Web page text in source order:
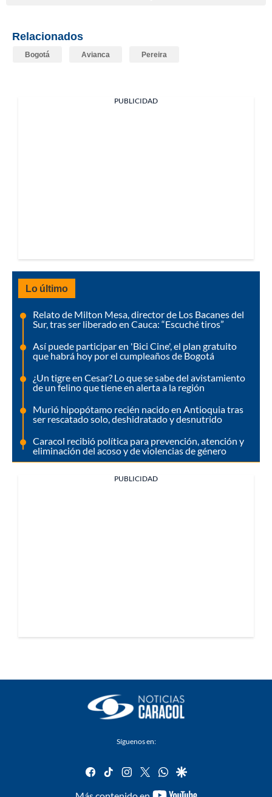
Relacionados
Bogotá Avianca Pereira
PUBLICIDAD
Lo último
Relato de Milton Mesa, director de Los Bacanes del
Sur, tras ser liberado en Cauca: “Escuché tiros”
Así puede participar en 'Bici Cine', el plan gratuito
que habrá hoy por el cumpleaños de Bogotá
¿Un tigre en Cesar? Lo que se sabe del avistamiento
de un felino que tiene en alerta a la región
Murió hipopótamo recién nacido en Antioquia tras
ser rescatado solo, deshidratado y desnutrido
Caracol recibió política para prevención, atención y
eliminación del acoso y de violencias de género
PUBLICIDAD
Síguenos en:
facebook
tiktok instagram
twitterwhatsapp
google
youtube-